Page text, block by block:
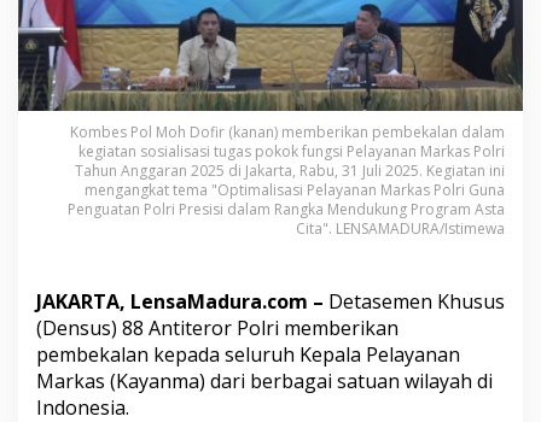
n
m
a
S
o
a
l
A
n
c
n
R
a
d
i
Kombes Pol Moh Dofir (kanan) memberikan pembekalan dalam
kegiatan sosialisasi tugas pokok fungsi Pelayanan Markas Polri
Tahun Anggaran 2025 di Jakarta, Rabu, 31 Juli 2025. Kegiatan ini
mengangkat tema "Optimalisasi Pelayanan Markas Polri Guna
Penguatan Polri Presisi dalam Rangka Mendukung Program Asta
Cita". LENSAMADURA/Istimewa
JAKARTA, LensaMadura.com – Detasemen Khusus
(Densus) 88 Antiteror Polri memberikan
pembekalan kepada seluruh Kepala Pelayanan
Markas (Kayanma) dari berbagai satuan wilayah di
Indonesia.